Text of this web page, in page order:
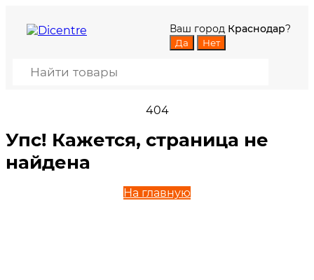
Ваш город Краснодар?
404
Упс! Кажется, страница не
найдена
На главную